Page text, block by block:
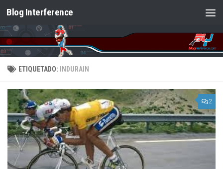
Saltar al contenido
Blog Interference
ETIQUETADO: INDURAIN
2